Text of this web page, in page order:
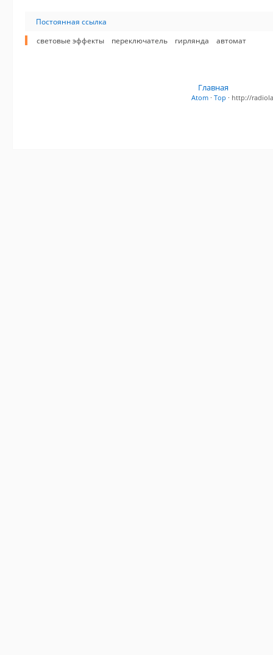
Постоянная ссылка
световые эффекты
переключатель гирлянда автомат
Главная
Atom · Top · http://